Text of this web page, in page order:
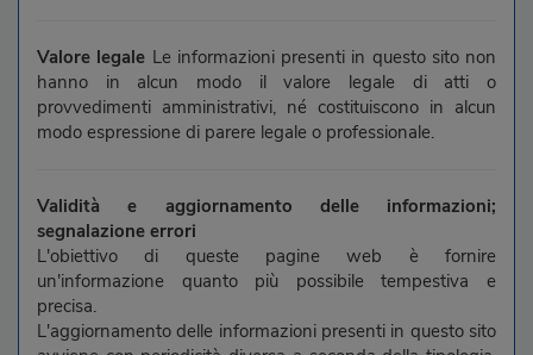
Valore legale Le informazioni presenti in questo sito non
hanno in alcun modo il valore legale di atti o
provvedimenti amministrativi, né costituiscono in alcun
modo espressione di parere legale o professionale.
Validità e aggiornamento delle informazioni;
segnalazione errori
L'obiettivo di queste pagine web è fornire
un'informazione quanto più possibile tempestiva e
precisa.
L'aggiornamento delle informazioni presenti in questo sito